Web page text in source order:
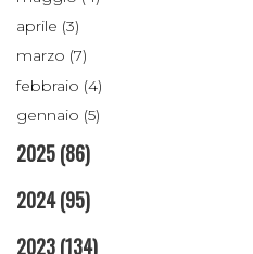
aprile (3)
marzo (7)
febbraio (4)
gennaio (5)
2025(86)
2024(95)
2023(134)